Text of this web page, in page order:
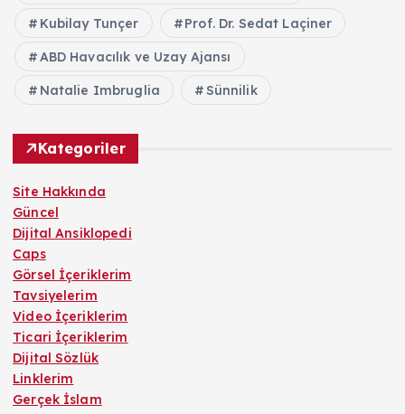
Kubilay Tunçer Prof. Dr. Sedat Laçiner
ABD Havacılık ve Uzay Ajansı
Natalie Imbruglia Sünnilik
Kategoriler
Site Hakkında
Güncel
Dijital Ansiklopedi
Caps
Görsel İçeriklerim
Tavsiyelerim
Video İçeriklerim
Ticari İçeriklerim
Dijital Sözlük
Linklerim
Gerçek İslam